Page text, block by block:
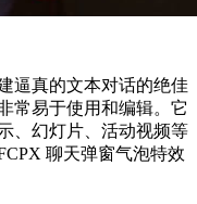
逼真的文本对话的绝佳
常易于使用和编辑。它
、幻灯片、活动视频等
聊天弹窗气泡特效